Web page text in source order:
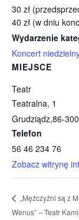
30 zł
40 zł (w dniu
Wydarzenie
Koncert
MIEJSCE
Teatr
Teatralna, 1
Grudziądz,86-300
Telefon
56 46 234 76
Zobacz witrynę
„Mężczyźni są z
Wenus” – Teatr